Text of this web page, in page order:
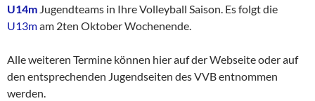
U14m Jugendteams in Ihre Volleyball Saison. Es folgt die
U13mam 2ten Oktober Wochenende.
Alle weiteren Termine können hier auf der Webseite oder auf
den entsprechenden Jugendseiten des VVB entnommen
werden.